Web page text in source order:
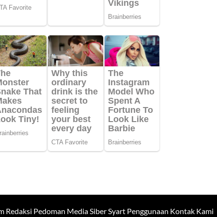
Redaksi Pedoman Media SiberSyart Penggunaan Kontak Kami